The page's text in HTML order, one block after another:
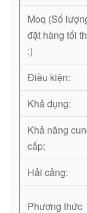
Moq (Số
đặt hàng tối
:)
Điều kiện:
Khả dụng:
Khả năng
cấp:
Hải cảng:
Phương thức